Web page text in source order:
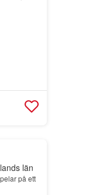
län
på ett